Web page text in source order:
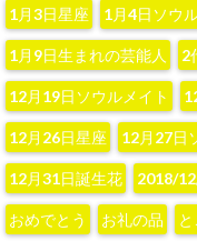
1月3日星座 1月4日ソウ
1月9日生まれの芸能人 2
12月19日ソウルメイト
12月26日星座 12月27日
12月31日誕生花 2018/
おめでとう お礼の品